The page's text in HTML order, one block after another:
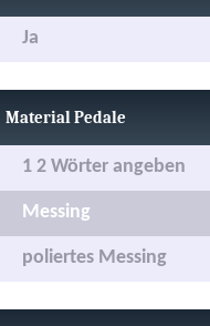
Ja
Material Pedale
1 2 Wörter angeben
Messing
poliertes Messing